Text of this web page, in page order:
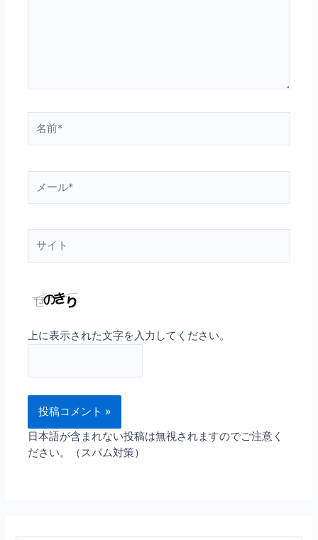
前
ー
*
上に表示された文字を入力してください。
日本語が含まれない投稿は無視されますのでご注意く
ださい。（スパム対策）